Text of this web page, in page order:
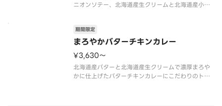
ニオンソテー、北海道産生クリームと北海道産小麦
楽しめる、さっぱり爽快な夏の新作。オニオン、コ
ーン、ズッキーニ、トマトカレー
まろやかバターチキンカレー
期間限定
¥3,630〜
北海道産バターと北海道産生クリームで濃厚まろや
かに仕上げたバターチキンカレーにこだわりのトッ